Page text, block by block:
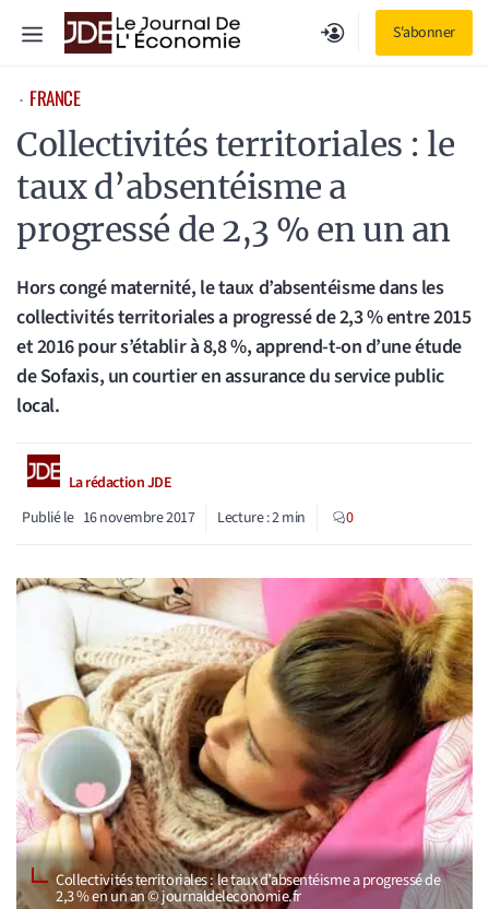
S'abonner
Menu
⋅ FRANCE
Collectivités territoriales : le
taux d’absentéisme a
progressé de 2,3 % en un an
Hors congé maternité, le taux d’absentéisme dans les
collectivités territoriales a progressé de 2,3 % entre 2015
et 2016 pour s’établir à 8,8 %, apprend-t-on d’une étude
de Sofaxis, un courtier en assurance du service public
local.
La rédaction JDE
Publié le 16 novembre 2017 Lecture :2min 0
Collectivités territoriales : le taux d’absentéisme a progressé de
2,3 % en un an © journaldeleconomie.fr